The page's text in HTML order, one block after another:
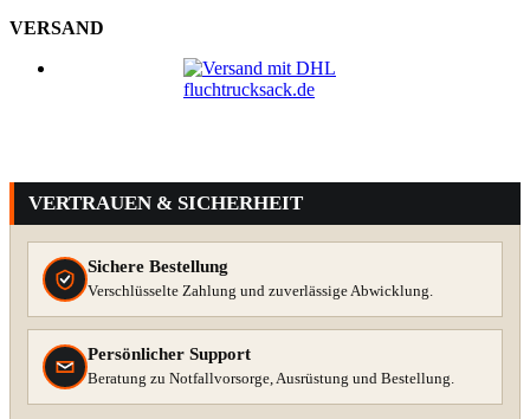
VERSAND
VERTRAUEN & SICHERHEIT
Sichere Bestellung
Verschlüsselte Zahlung und zuverlässige Abwicklung.
Persönlicher Support
Beratung zu Notfallvorsorge, Ausrüstung und Bestellung.